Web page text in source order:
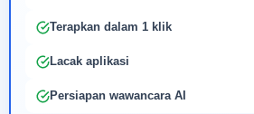
Terapkan dalam 1 klik
Lacak aplikasi
Persiapan wawancara AI